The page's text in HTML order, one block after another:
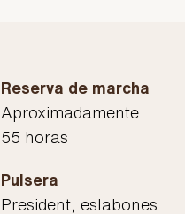
Reserva de marcha
Aproximadamente
55 horas
Pulsera
President, eslabones